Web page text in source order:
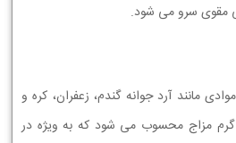
مقوی سرو می شود.
مانند آرد جوانه گندم، زعفران، کره و
گرم مزاج محسوب می شود که به ویژه در